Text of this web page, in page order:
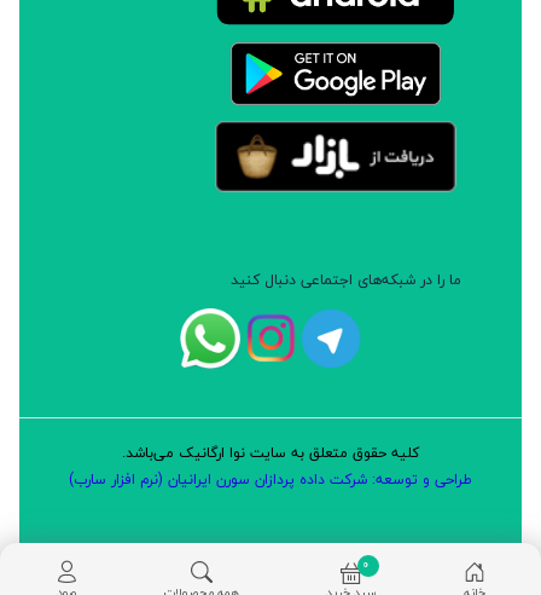
ما را در شبکه‌های اجتماعی دنبال کنید
کلیه حقوق متعلق به سایت نوا ارگانیک می‌باشد.
طراحی و توسعه: شرکت داده پردازان سورن ایرانیان (نرم افزار سارب)
0